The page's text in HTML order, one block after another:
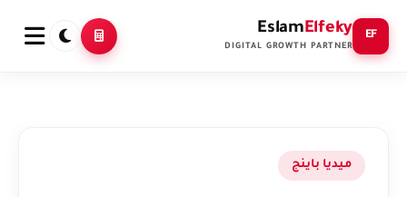
EF
EslamElfeky
DIGITAL GROWTH PARTNER
ميديا باينج